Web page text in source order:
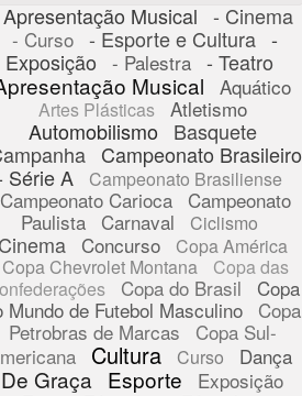
Musical - Cinema
- Curso - Esporte e Cultura -
Exposição - Palestra - Teatro
Musical Aquático
Artes Plásticas Atletismo
Automobilismo
Basquete
Campeonato Brasileiro
Série A
Campeonato Brasiliense
Campeonato Carioca
Campeonato
Paulista Carnaval Ciclismo
Cinema Concurso
Copa América
Copa Chevrolet Montana
Copa das
Copa do Brasil Copa
Mundo de Futebol Masculino Copa
Petrobras de Marcas
Copa Sul-
Cultura Curso Dança
De Graça Esporte
Exposição